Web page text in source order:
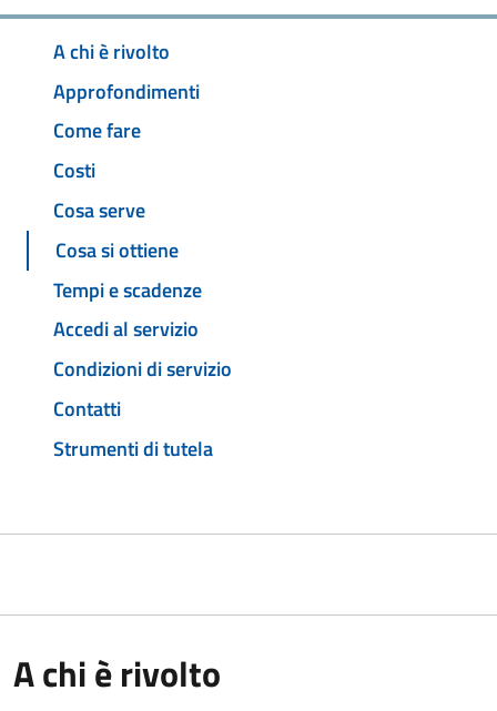
A chi è rivolto
Approfondimenti
Come fare
Costi
Cosa serve
Cosa si ottiene
Tempi e scadenze
Accedi al servizio
Condizioni di servizio
Contatti
Strumenti di tutela
A chi è rivolto